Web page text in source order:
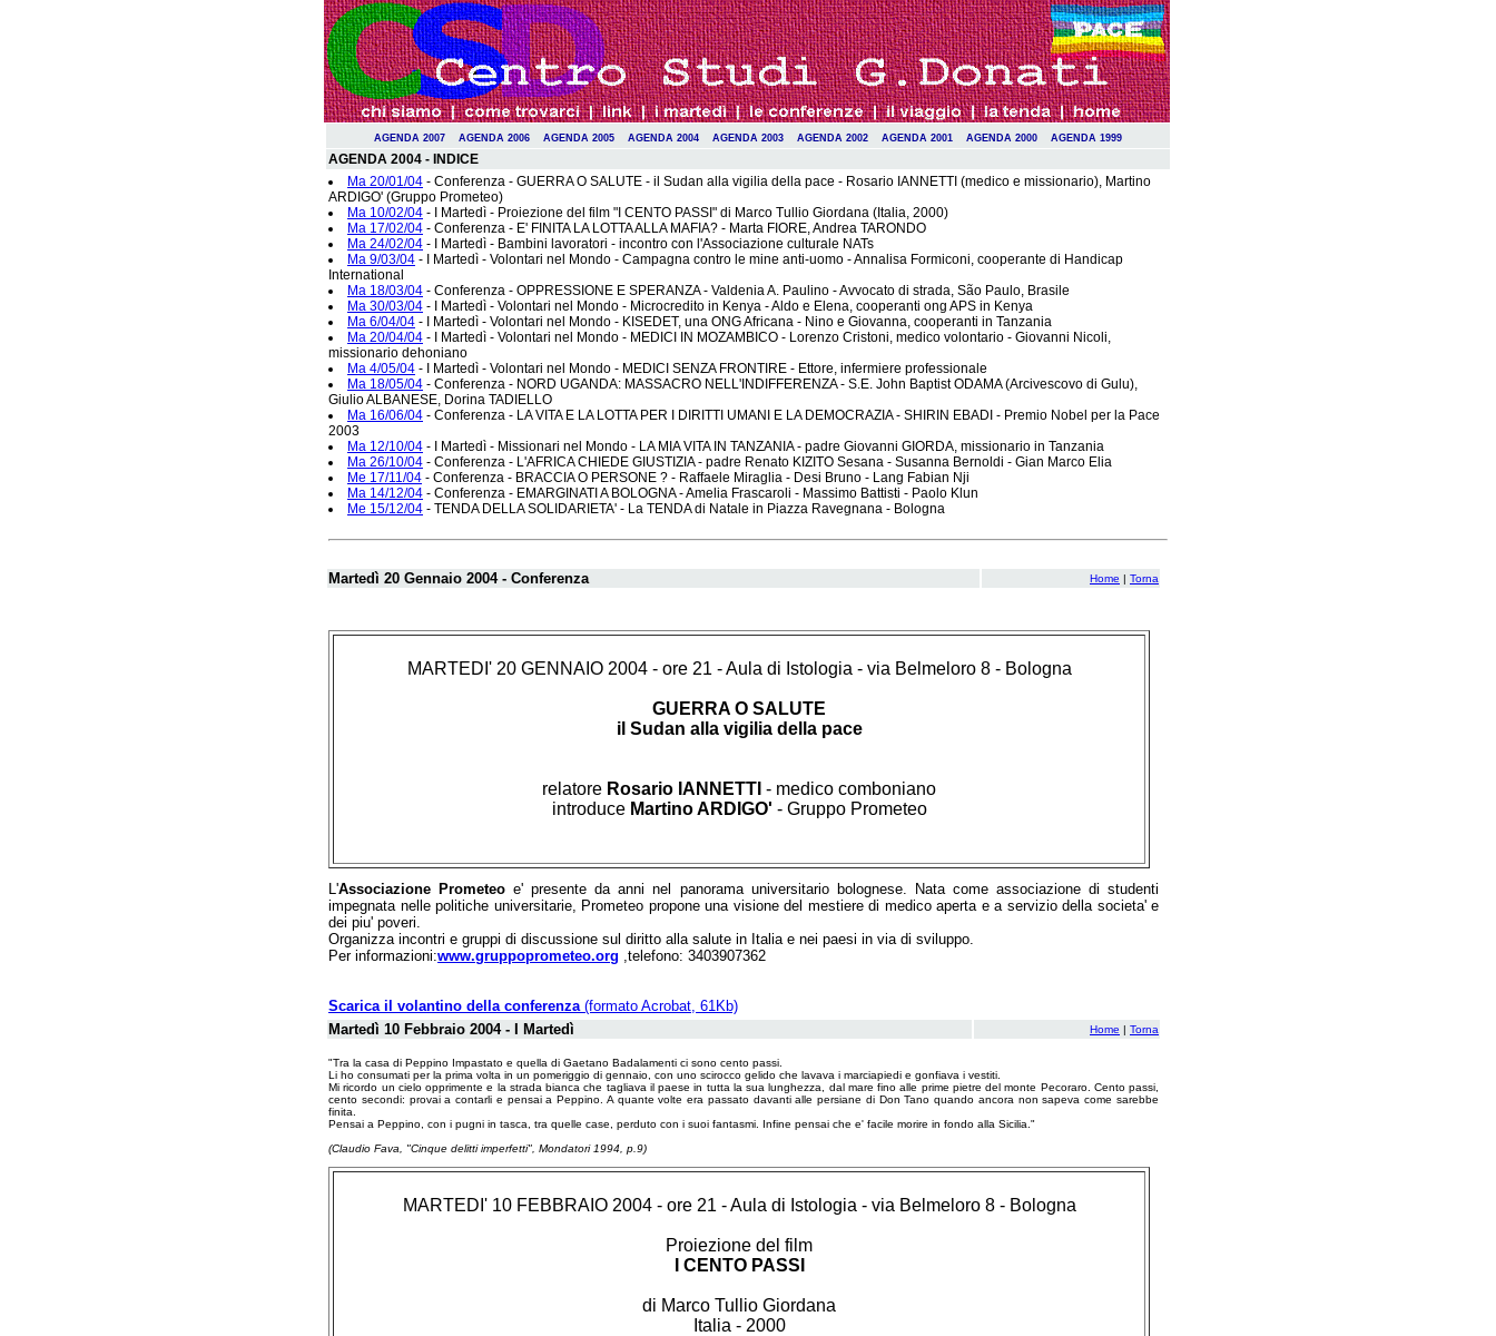
AGENDA 2007 AGENDA 2006 AGENDA 2005 AGENDA 2004 AGENDA 2003 AGENDA 2002 AGENDA 2001 AGENDA 2000 AGENDA 1999
AGENDA 2004 - INDICE
Ma 20/01/04 - Conferenza - GUERRA O SALUTE - il Sudan alla vigilia della pace - Rosario IANNETTI (medico e missionario), Martino
ARDIGO' (Gruppo Prometeo)
Ma 10/02/04 - I Martedì - Proiezione del film "I CENTO PASSI" di Marco Tullio Giordana (Italia, 2000)
Ma 17/02/04 - Conferenza - E' FINITA LA LOTTA ALLA MAFIA? - Marta FIORE, Andrea TARONDO
Ma 24/02/04 - I Martedì - Bambini lavoratori - incontro con l'Associazione culturale NATs
Ma 9/03/04 - I Martedì - Volontari nel Mondo - Campagna contro le mine anti-uomo - Annalisa Formiconi, cooperante di Handicap
International
Ma 18/03/04 - Conferenza - OPPRESSIONE E SPERANZA - Valdenia A. Paulino - Avvocato di strada, São Paulo, Brasile
Ma 30/03/04 - I Martedì - Volontari nel Mondo - Microcredito in Kenya - Aldo e Elena, cooperanti ong APS in Kenya
Ma 6/04/04 - I Martedì - Volontari nel Mondo - KISEDET, una ONG Africana - Nino e Giovanna, cooperanti in Tanzania
Ma 20/04/04 - I Martedì - Volontari nel Mondo - MEDICI IN MOZAMBICO - Lorenzo Cristoni, medico volontario - Giovanni Nicoli,
missionario dehoniano
Ma 4/05/04 - I Martedì - Volontari nel Mondo - MEDICI SENZA FRONTIRE - Ettore, infermiere professionale
Ma 18/05/04 - Conferenza - NORD UGANDA: MASSACRO NELL'INDIFFERENZA - S.E. John Baptist ODAMA (Arcivescovo di Gulu),
Giulio ALBANESE, Dorina TADIELLO
Ma 16/06/04 - Conferenza - LA VITA E LA LOTTA PER I DIRITTI UMANI E LA DEMOCRAZIA - SHIRIN EBADI - Premio Nobel per la Pace
2003
Ma 12/10/04 - I Martedì - Missionari nel Mondo - LA MIA VITA IN TANZANIA - padre Giovanni GIORDA, missionario in Tanzania
Ma 26/10/04 - Conferenza - L'AFRICA CHIEDE GIUSTIZIA - padre Renato KIZITO Sesana - Susanna Bernoldi - Gian Marco Elia
Me 17/11/04 - Conferenza - BRACCIA O PERSONE ? - Raffaele Miraglia - Desi Bruno - Lang Fabian Nji
Ma 14/12/04 - Conferenza - EMARGINATI A BOLOGNA - Amelia Frascaroli - Massimo Battisti - Paolo Klun
Me 15/12/04 - TENDA DELLA SOLIDARIETA' - La TENDA di Natale in Piazza Ravegnana - Bologna
Martedì 20 Gennaio 2004 - Conferenza Home | Torna
MARTEDI' 20 GENNAIO 2004 - ore 21 - Aula di Istologia - via Belmeloro 8 - Bologna
GUERRA O SALUTE
il Sudan alla vigilia della pace
relatore Rosario IANNETTI - medico comboniano
introduce Martino ARDIGO' - Gruppo Prometeo
L'Associazione Prometeo e' presente da anni nel panorama universitario bolognese. Nata come associazione di studenti
impegnata nelle politiche universitarie, Prometeo propone una visione del mestiere di medico aperta e a servizio della societa' e
dei piu' poveri.
Organizza incontri e gruppi di discussione sul diritto alla salute in Italia e nei paesi in via di sviluppo.
Per informazioni:www.gruppoprometeo.org ,telefono: 3403907362
Scarica il volantino della conferenza(formato Acrobat, 61Kb)
Martedì 10 Febbraio 2004 - I Martedì
Home | Torna
"Tra la casa di Peppino Impastato e quella di Gaetano Badalamenti ci sono cento passi.
Li ho consumati per la prima volta in un pomeriggio di gennaio, con uno scirocco gelido che lavava i marciapiedi e gonfiava i vestiti.
Mi ricordo un cielo opprimente e la strada bianca che tagliava il paese in tutta la sua lunghezza, dal mare fino alle prime pietre del monte Pecoraro. Cento passi,
cento secondi: provai a contarli e pensai a Peppino. A quante volte era passato davanti alle persiane di Don Tano quando ancora non sapeva come sarebbe
finita.
Pensai a Peppino, con i pugni in tasca, tra quelle case, perduto con i suoi fantasmi. Infine pensai che e' facile morire in fondo alla Sicilia."
(Claudio Fava, "Cinque delitti imperfetti", Mondatori 1994, p.9)
MARTEDI' 10 FEBBRAIO 2004 - ore 21 - Aula di Istologia - via Belmeloro 8 - Bologna
Proiezione del film
I CENTO PASSI
di Marco Tullio Giordana
Italia - 2000